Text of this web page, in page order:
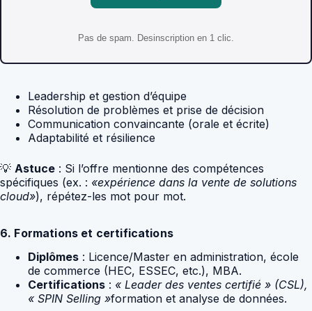
Pas de spam. Desinscription en 1 clic.
Leadership et gestion d’équipe
Résolution de problèmes et prise de décision
Communication convaincante (orale et écrite)
Adaptabilité et résilience
💡 Astuce : Si l’offre mentionne des compétences
spécifiques (ex. : «expérience dans la vente de solutions
cloud»), répétez-les mot pour mot.
6. Formations et certifications
Diplômes : Licence/Master en administration, école
de commerce (HEC, ESSEC, etc.), MBA.
Certifications : « Leader des ventes certifié » (CSL),
« SPIN Selling »formation et analyse de données.